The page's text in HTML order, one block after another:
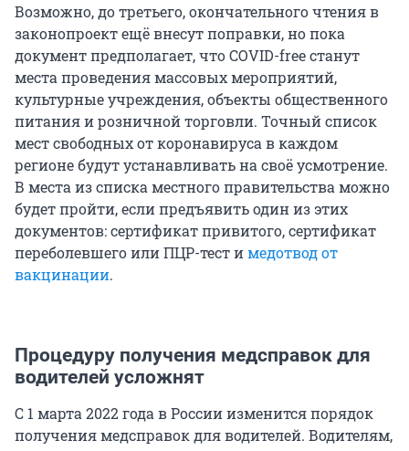
Возможно, до третьего, окончательного чтения в
законопроект ещё внесут поправки, но пока
документ предполагает, что COVID-free станут
места проведения массовых мероприятий,
культурные учреждения, объекты общественного
питания и розничной торговли. Точный список
мест свободных от коронавируса в каждом
регионе будут устанавливать на своё усмотрение.
В места из списка местного правительства можно
будет пройти, если предъявить один из этих
документов: сертификат привитого, сертификат
переболевшего или ПЦР-тест имедотвод от
вакцинации.
Процедуру получения медсправок для
водителей усложнят
С 1 марта 2022 года в России изменится порядок
получения медсправок для водителей. Водителям,